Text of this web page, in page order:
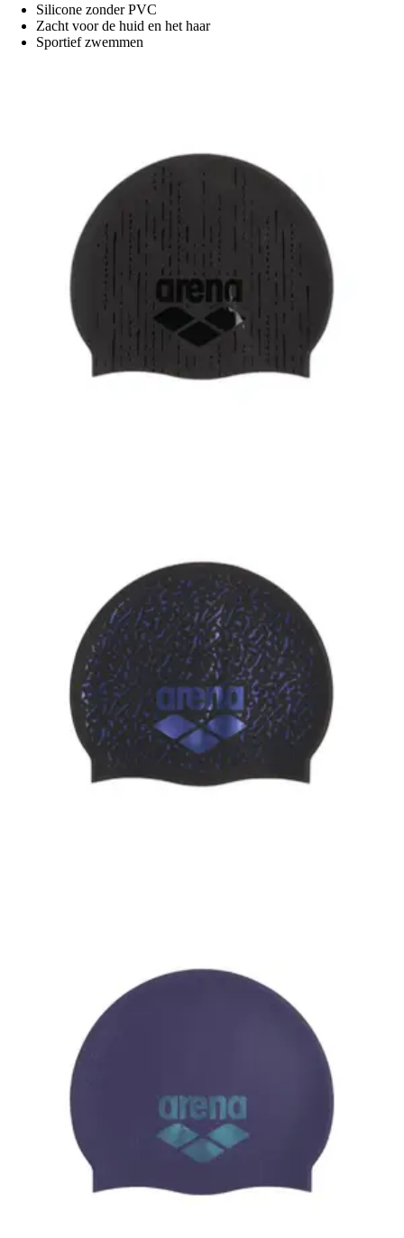
Silicone zonder PVC
Zacht voor de huid en het haar
Sportief zwemmen